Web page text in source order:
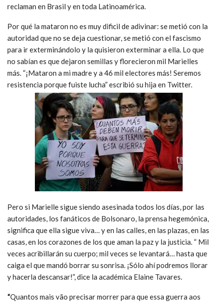
reclaman en Brasil y en toda Latinoamérica.
Por qué la mataron no es muy dificil de adivinar: se metió con la
autoridad que no se deja cuestionar, se metió con el fascismo
para ir exterminándolo y la quisieron exterminar a ella. Lo que
no sabían es que dejaron semillas y florecieron mil Marielles
más. “¡Mataron a mi madre y a 46 mil electores más! Seremos
resistencia porque fuiste lucha” escribió su hija en Twitter.
Pero si Marielle sigue siendo asesinada todos los días, por las
autoridades, los fanáticos de Bolsonaro, la prensa hegemónica,
significa que ella sigue viva… y en las calles, en las plazas, en las
casas, en los corazones de los que aman la paz y la justicia. “ Mil
veces acribillarán su cuerpo; mil veces se levantará… hasta que
caiga el que mandó borrar su sonrisa. ¡Sólo ahí podremos llorar
y hacerla descansar!”, dice la académica Elaine Tavares.
“Quantos mais vão precisar morrer para que essa guerra aos